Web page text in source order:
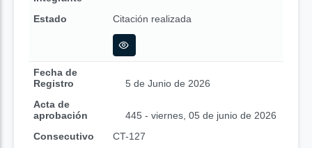
Estado
Citación realizada
Fecha de
Registro
5 de Junio de 2026
Acta de
aprobación
445 - viernes, 05 de junio de 2026
Consecutivo
CT-127